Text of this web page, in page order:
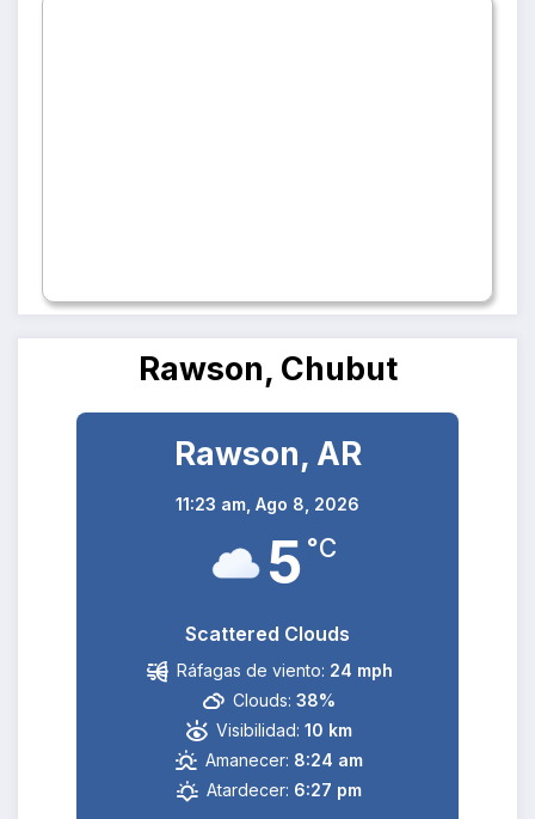
Rawson, Chubut
Rawson, AR
11:23 am, Ago 8, 2026
5 °C
Scattered Clouds
Ráfagas de viento: 24 mph
Clouds: 38%
Visibilidad: 10 km
Amanecer: 8:24 am
Atardecer: 6:27 pm